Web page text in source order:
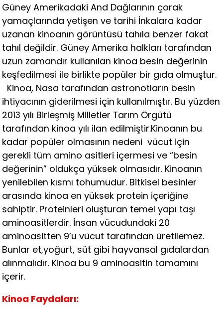
Güney Amerikadaki And Dağlarının çorak
yamaçlarında yetişen ve tarihi İnkalara kadar
uzanan kinoanın görüntüsü tahıla benzer fakat
tahıl değildir. Güney Amerika halkları tarafından
uzun zamandır kullanılan kinoa besin değerinin
keşfedilmesi ile birlikte popüler bir gıda olmuştur.
Kinoa, Nasa tarafından astronotların besin
ihtiyacının giderilmesi için kullanılmıştır. Bu yüzden
2013 yılı Birleşmiş Milletler Tarım Örgütü
tarafından kinoa yılı ilan edilmiştir.Kinoanın bu
kadar popüler olmasının nedeni vücut için
gerekli tüm amino asitleri içermesi ve “besin
değerinin” oldukça yüksek olmasıdır. Kinoanın
yenilebilen kısmı tohumudur. Bitkisel besinler
arasında kinoa en yüksek protein içeriğine
sahiptir. Proteinleri oluşturan temel yapı taşı
aminoasitlerdir. İnsan vücudundaki 20
aminoasitten 9’u vücut tarafından üretilemez.
Bunlar et,yoğurt, süt gibi hayvansal gıdalardan
alınmalıdır. Kinoa bu 9 aminoasitin tamamını
içerir.
Kinoa Faydaları: